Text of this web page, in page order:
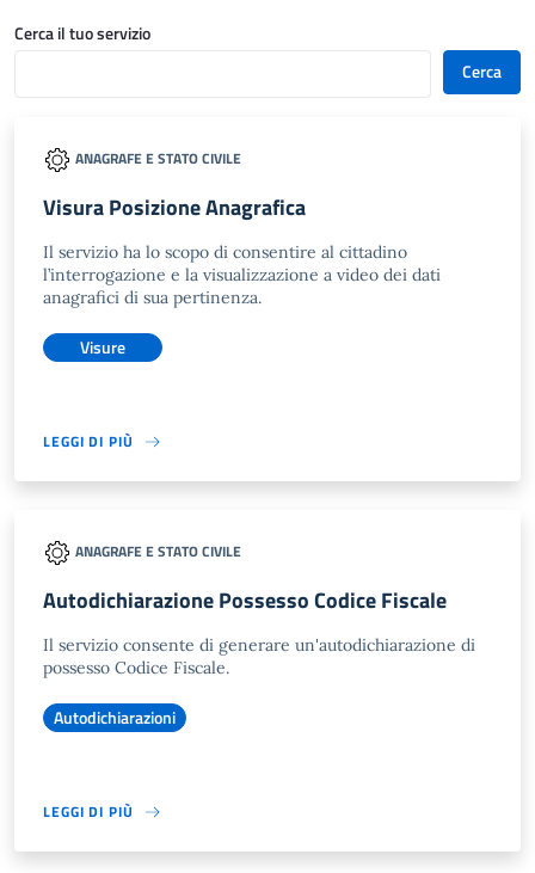
Cerca il tuo servizio
Cerca
ANAGRAFE E STATO CIVILE
Visura Posizione Anagrafica
Il servizio ha lo scopo di consentire al cittadino
l’interrogazione e la visualizzazione a video dei dati
anagrafici di sua pertinenza.
Visure
LEGGI DI PIÙ
ANAGRAFE E STATO CIVILE
Autodichiarazione Possesso Codice Fiscale
Il servizio consente di generare un'autodichiarazione di
possesso Codice Fiscale.
Autodichiarazioni
LEGGI DI PIÙ